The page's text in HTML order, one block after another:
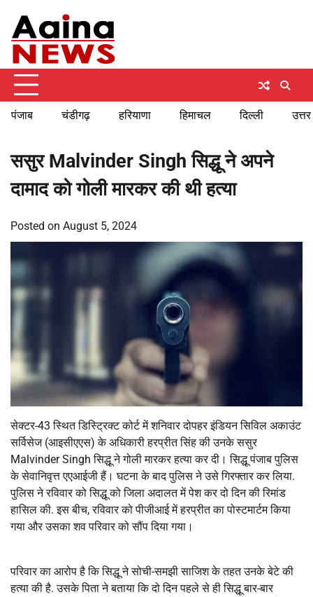
content
पंजाब चंडीगढ़ हरियाणा हिमाचल दिल्ली
ससुर Malvinder Singh सिद्धू ने अपने
दामाद को गोली मारकर की थी हत्या
Posted on August 5, 2024
सेक्टर-43 स्थित डिस्ट्रिक्ट कोर्ट में शनिवार दोपहर इंडियन सिविल अकाउंट
सर्विसेज (आइसीएएस) के अधिकारी हरप्रीत सिंह की उनके ससुर
Malvinder Singh सिद्धू ने गोली मारकर हत्या कर दी। सिद्धू पंजाब पुलिस
के सेवानिवृत्त एएआईजी हैं। घटना के बाद पुलिस ने उसे गिरफ्तार कर लिया.
पुलिस ने रविवार को सिद्धू को जिला अदालत में पेश कर दो दिन की रिमांड
हासिल की. इस बीच, रविवार को पीजीआई में हरप्रीत का पोस्टमार्टम किया
गया और उसका शव परिवार को सौंप दिया गया।
परिवार का आरोप है कि सिद्धू ने सोची-समझी साजिश के तहत उनके बेटे की
हत्या की है. उसके पिता ने बताया कि दो दिन पहले से ही सिद्धू बार-बार